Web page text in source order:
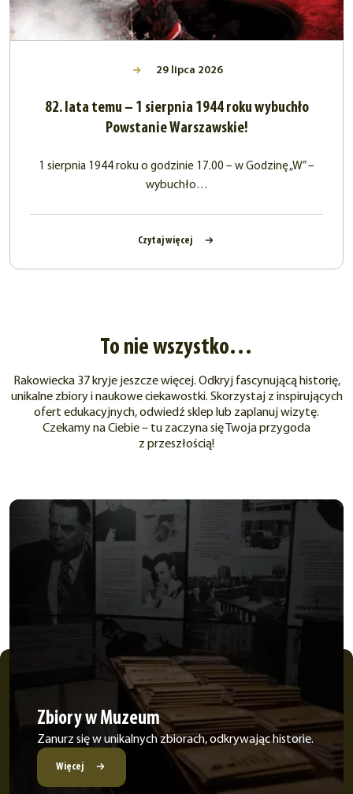
29 lipca 2026
82. lata temu – 1 sierpnia 1944 roku wybuchło
Powstanie Warszawskie!
1 sierpnia 1944 roku o godzinie 17.00 – w Godzinę „W” –
wybuchło…
Czytaj więcej
To nie wszystko…
Rakowiecka 37 kryje jeszcze więcej. Odkryj fascynującą historię,
unikalne zbiory i naukowe ciekawostki. Skorzystaj z inspirujących
ofert edukacyjnych, odwiedź sklep lub zaplanuj wizytę.
Czekamy na Ciebie – tu zaczyna się Twoja przygoda
z przeszłością!
Zbiory w Muzeum
Zanurz się w unikalnych zbiorach, odkrywając historie.
Więcej